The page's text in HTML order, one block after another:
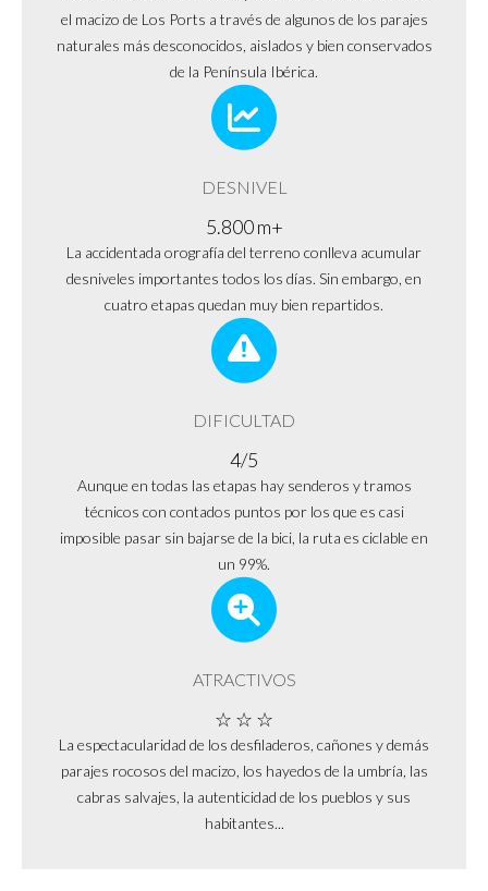
el macizo de Los Ports a través de algunos de los parajes
naturales más desconocidos, aislados y bien conservados
de la Península Ibérica.
DESNIVEL
5.800 m+
La accidentada orografía del terreno conlleva acumular
desniveles importantes todos los días. Sin embargo, en
cuatro etapas quedan muy bien repartidos.
DIFICULTAD
4/5
Aunque en todas las etapas hay senderos y tramos
técnicos con contados puntos por los que es casi
imposible pasar sin bajarse de la bici, la ruta es ciclable en
un 99%.
ATRACTIVOS
☆ ☆ ☆
La espectacularidad de los desfiladeros, cañones y demás
parajes rocosos del macizo, los hayedos de la umbría, las
cabras salvajes, la autenticidad de los pueblos y sus
habitantes...